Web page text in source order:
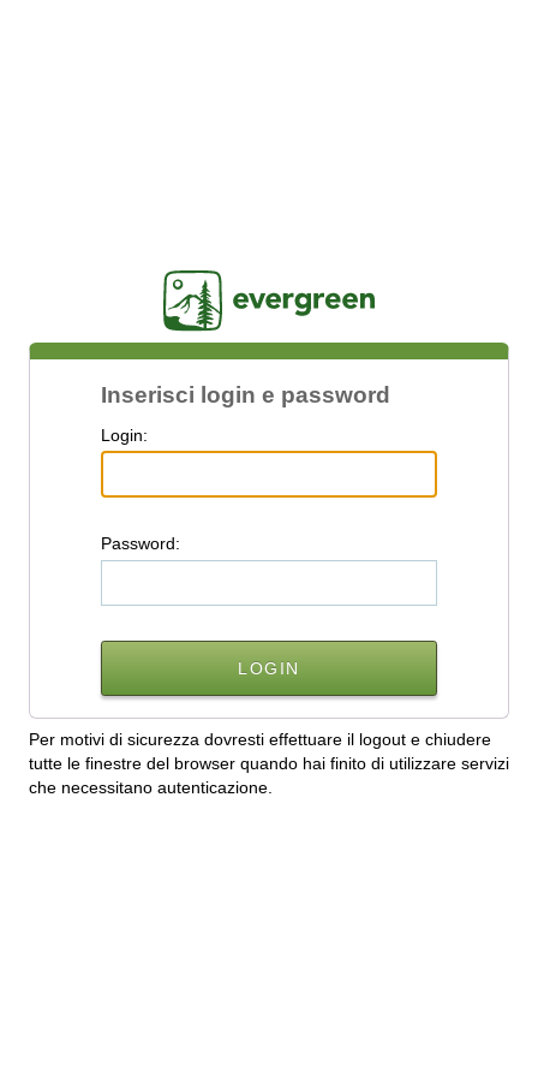
Inserisci login e password
L ogin:
Password:
Per motivi di sicurezza dovresti effettuare il logout e chiudere
tutte le finestre del browser quando hai finito di utilizzare servizi
che necessitano autenticazione.